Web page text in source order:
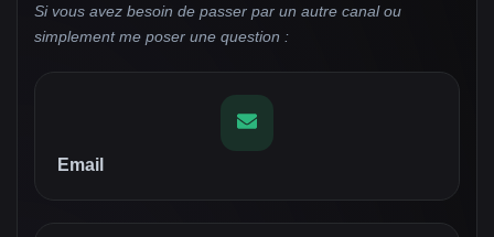
Si vous avez besoin de passer par un autre canal ou
simplement me poser une question :
Email